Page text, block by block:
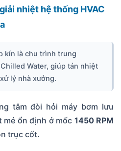
nhiệt hệ thống HVAC
kín là chu trình trung
Water, giúp tản nhiệt
lý nhà xưởng.
tâm đòi hỏi máy bơm lưu
mẻ ổn định ở mốc 1450 RPM
trục cốt.